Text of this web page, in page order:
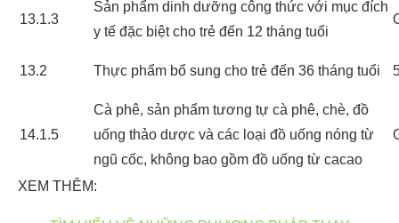
13.1.3
Sản phẩm dinh dưỡng công thức với mục đích
y tế đặc biệt cho trẻ đến 12 tháng tuổi
13.2 Thực phẩm bổ sung cho trẻ đến 36 tháng tuổi
14.1.5
Cà phê, sản phẩm tương tự cà phê, chè, đồ
uống thảo dược và các loại đồ uống nóng từ
ngũ cốc, không bao gồm đồ uống từ cacao
XEM THÊM: